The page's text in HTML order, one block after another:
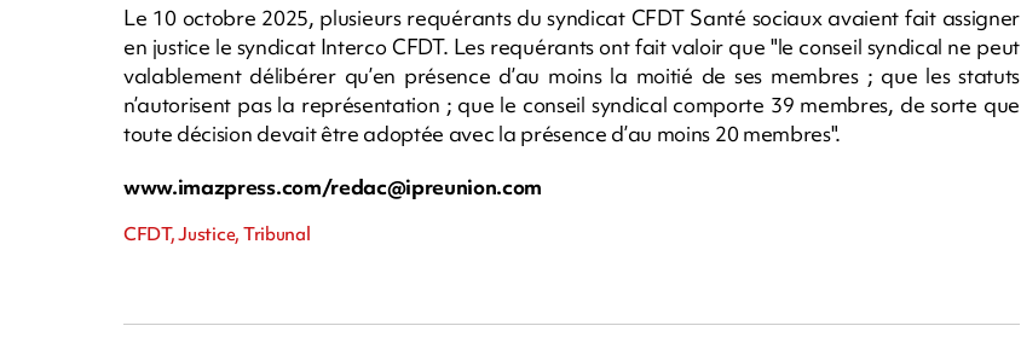
Le 10 octobre 2025, plusieurs requérants du syndicat CFDT Santé sociaux avaient fait assigner
en justice le syndicat Interco CFDT. Les requérants ont fait valoir que "le conseil syndical ne peut
valablement délibérer qu’en présence d’au moins la moitié de ses membres ; que les statuts
n’autorisent pas la représentation ; que le conseil syndical comporte 39 membres, de sorte que
toute décision devait être adoptée avec la présence d’au moins 20 membres".
www.imazpress.com/redac@ipreunion.com
CFDT, Justice, Tribunal